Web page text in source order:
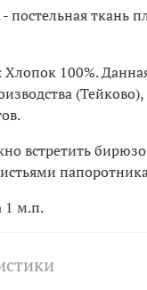
постельная ткань
Хлопок 100%.
встретить
1 м.п.